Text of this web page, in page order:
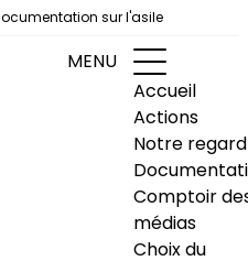
sur l'asile
MENU
Accueil
Actions
Notre regard
Comptoir
médias
Choix du